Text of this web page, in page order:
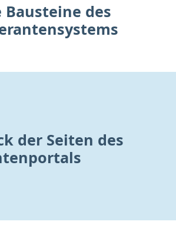
Bausteine des
der Seiten des